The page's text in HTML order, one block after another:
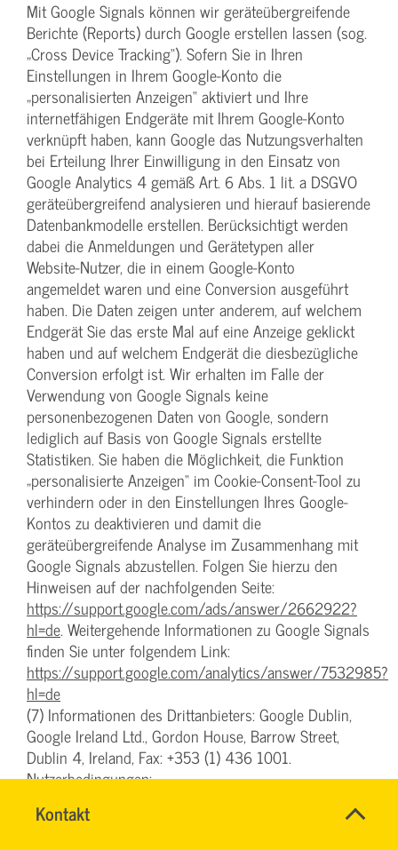
Kontakt
INGO
Name*
Mit Google Signals können wir geräteübergreifende
Berichte (Reports) durch Google erstellen lassen (sog.
„Cross Device Tracking“). Sofern Sie in Ihren
Einstellungen in Ihrem Google-Konto die
„personalisierten Anzeigen“ aktiviert und Ihre
internetfähigen Endgeräte mit Ihrem Google-Konto
verknüpft haben, kann Google das Nutzungsverhalten
bei Erteilung Ihrer Einwilligung in den Einsatz von
Google Analytics 4 gemäß Art. 6 Abs. 1 lit. a DSGVO
geräteübergreifend analysieren und hierauf basierende
Datenbankmodelle erstellen. Berücksichtigt werden
dabei die Anmeldungen und Gerätetypen aller
Website-Nutzer, die in einem Google-Konto
angemeldet waren und eine Conversion ausgeführt
haben. Die Daten zeigen unter anderem, auf welchem
Endgerät Sie das erste Mal auf eine Anzeige geklickt
haben und auf welchem Endgerät die diesbezügliche
Conversion erfolgt ist. Wir erhalten im Falle der
Verwendung von Google Signals keine
personenbezogenen Daten von Google, sondern
lediglich auf Basis von Google Signals erstellte
Statistiken. Sie haben die Möglichkeit, die Funktion
„personalisierte Anzeigen“ im Cookie-Consent-Tool zu
verhindern oder in den Einstellungen Ihres Google-
Kontos zu deaktivieren und damit die
geräteübergreifende Analyse im Zusammenhang mit
Google Signals abzustellen. Folgen Sie hierzu den
Hinweisen auf der nachfolgenden Seite:
https://support.google.com/ads/answer/2662922?
hl=de. Weitergehende Informationen zu Google Signals
finden Sie unter folgendem Link:
https://support.google.com/analytics/answer/7532985?
hl=de
(7) Informationen des Drittanbieters: Google Dublin,
Google Ireland Ltd., Gordon House, Barrow Street,
Dublin 4, Ireland, Fax: +353 (1) 436 1001.
Nutzerbedingungen:
zum Datenschutz: